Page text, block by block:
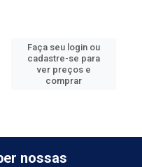
Faça seu login ou
cadastre-se para
ver preços e
comprar
nossas